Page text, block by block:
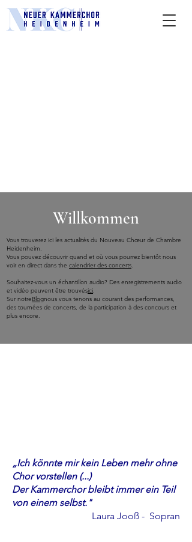
Willkommen
Vous trouverez ici les actualités du Nouveau Chœur de Chambre
Heidenheim.
Vous pouvez découvrir quand et où vous pourrez bientôt nous
voir en direct dans the calendrier des concerts.
Souhaitez-vous un échantillon audio? Des enregistrements audio
et vidéo peuvent être trouvésici.
Sur notreBlognous vous tenons au courant des performances,
des tournées de concerts, de la participation à des concours et
plus encore.
„Ich könnte mir kein Leben mehr ohne
Chor vorstellen (...)
Der Kammerchor bleibt immer ein Teil
von einem selbst."
Laura Jooß - Sopran